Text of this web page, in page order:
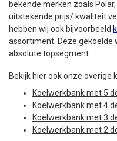
bekende merken zoals
uitstekende prijs/ kwaliteit
hebben wij ook bijvoorbeeld
assortiment. Deze gekoelde
absolute topsegment.
Bekijk hier ook onze overige
Koelwerkbank met 5
Koelwerkbank met 4
Koelwerkbank met 3
Koelwerkbank met 2